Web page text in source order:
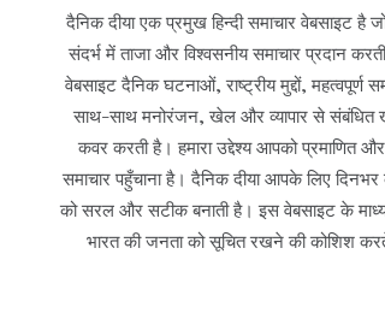
दैनिक दीया एक प्रमुख हिन्दी समाचार वेबसाइट है
संदर्भ में ताजा और विश्वसनीय समाचार प्रदान
वेबसाइट दैनिक घटनाओं, राष्ट्रीय मुद्दों, महत्वपूर्ण
साथ-साथ मनोरंजन, खेल और व्यापार से संबंधित
कवर करती है। हमारा उद्देश्य आपको प्रमाणित और
समाचार पहुँचाना है। दैनिक दीया आपके लिए दिनभर
को सरल और सटीक बनाती है। इस वेबसाइट के
भारत की जनता को सूचित रखने की कोशिश